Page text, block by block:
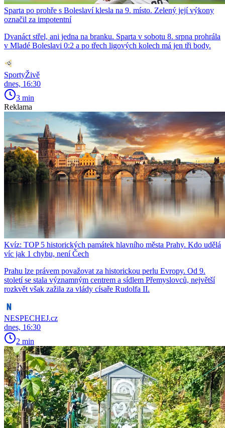
Sparta po prohře s Boleslaví klesla na 9. místo. Zelený její výkony
označil za impotentní
Dvanáct střel, ani jedna na branku. Sparta v sobotu 8. srpna prohrála
v Mladé Boleslavi 0:2 a po třech ligových kolech má jen tři body.
SportyŽivě
dnes, 16:30
3 min
Reklama
Kvíz: TOP 5 historických památek hlavního města Prahy. Kdo udělá
víc jak 1 chybu, není Čech
Prahu lze právem považovat za historickou perlu Evropy. Od 9.
století se stala významným centrem a sídlem Přemyslovců, největší
rozkvět však zažila za vlády císaře Rudolfa II.
NESPECHEJ.cz
dnes, 16:30
2 min